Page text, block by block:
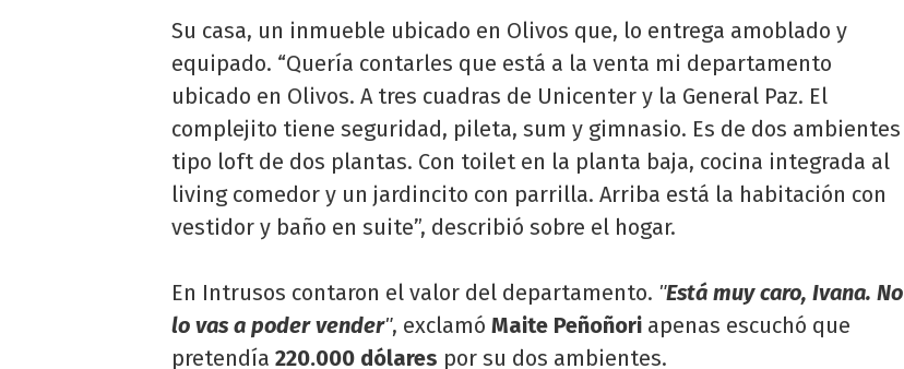
Su casa, un inmueble ubicado en Olivos que, lo entrega amoblado y
equipado. “Quería contarles que está a la venta mi departamento
ubicado en Olivos. A tres cuadras de Unicenter y la General Paz. El
complejito tiene seguridad, pileta, sum y gimnasio. Es de dos ambientes
tipo loft de dos plantas. Con toilet en la planta baja, cocina integrada al
living comedor y un jardincito con parrilla. Arriba está la habitación con
vestidor y baño en suite”, describió sobre el hogar.
En Intrusos contaron el valor del departamento. "Está muy caro, Ivana. No
lo vas a poder vender", exclamó Maite Peñoñori apenas escuchó que
pretendía 220.000 dólares por su dos ambientes.